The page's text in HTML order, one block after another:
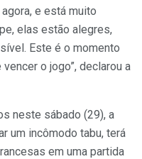
e está muito
elas estão alegres,
Este é o momento
o jogo”, declarou a
neste sábado (29), a
um incômodo tabu, terá
em uma partida